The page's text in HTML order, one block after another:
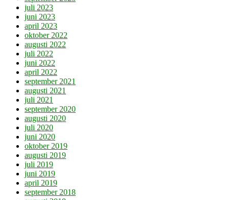
juli 2023
juni 2023
april 2023
oktober 2022
augusti 2022
juli 2022
juni 2022
april 2022
september 2021
augusti 2021
juli 2021
september 2020
augusti 2020
juli 2020
juni 2020
oktober 2019
augusti 2019
juli 2019
juni 2019
april 2019
september 2018